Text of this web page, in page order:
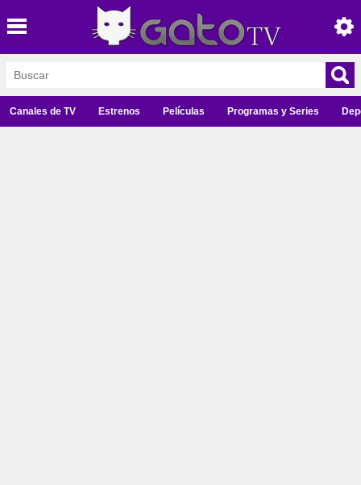
Canales de TV Estrenos Películas Programas y Series